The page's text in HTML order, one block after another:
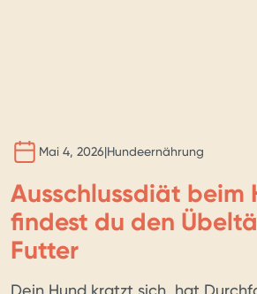
Mai 4, 2026|Hundeernährung
Ausschlussdiät beim
findest du den
Futter
Dein Hund kratzt sich, hat